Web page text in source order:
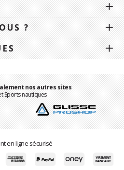
?
nos autres sites
Sports nautiques
en ligne sécurisé